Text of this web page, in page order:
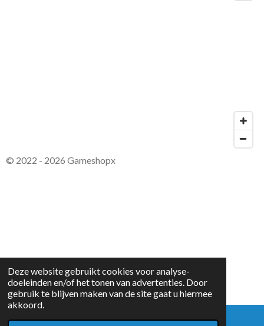
Deze website gebruikt cookies voor analyse-
doeleinden en/of het tonen van advertenties. Door
gebruik te blijven maken van de site gaat u hiermee
akkoord.
© 2022 - 2026 Gameshopx